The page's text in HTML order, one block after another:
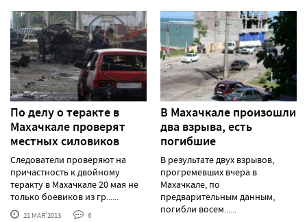
По делу о теракте в
Махачкале проверят
местных силовиков
Следователи проверяют на
причастность к двойному
теракту в Махачкале 20 мая не
только боевиков из гр......
21 МАЯ'2013 6
В Махачкале произошли
два взрыва, есть
погибшие
В результате двух взрывов,
прогремевших вчера в
Махачкале, по
предварительным данным,
погибли восем......